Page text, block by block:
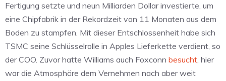
Fertigung setzte und neun Milliarden Dollar investierte, um
eine Chipfabrik in der Rekordzeit von 11 Monaten aus dem
Boden zu stampfen. Mit dieser Entschlossenheit habe sich
TSMC seine Schlüsselrolle in Apples Lieferkette verdient, so
der COO. Zuvor hatte Williams auch Foxconn besucht, hier
war die Atmosphäre dem Vernehmen nach aber weit